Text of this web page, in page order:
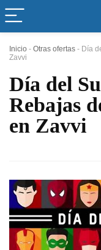
Inicio - Otras ofertas - Día
Zavvi
Día del
Rebajas
en Zavvi